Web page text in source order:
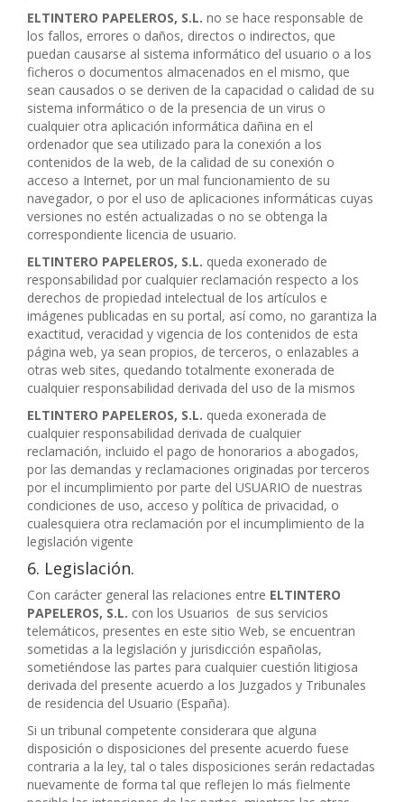
ELTINTERO PAPELEROS, S.L. no se hace responsable de
los fallos, errores o daños, directos o indirectos, que
puedan causarse al sistema informático del usuario o a los
ficheros o documentos almacenados en el mismo, que
sean causados o se deriven de la capacidad o calidad de su
sistema informático o de la presencia de un virus o
cualquier otra aplicación informática dañina en el
ordenador que sea utilizado para la conexión a los
contenidos de la web, de la calidad de su conexión o
acceso a Internet, por un mal funcionamiento de su
navegador, o por el uso de aplicaciones informáticas cuyas
versiones no estén actualizadas o no se obtenga la
correspondiente licencia de usuario.
ELTINTERO PAPELEROS, S.L. queda exonerado de
responsabilidad por cualquier reclamación respecto a los
derechos de propiedad intelectual de los artículos e
imágenes publicadas en su portal, así como, no garantiza la
exactitud, veracidad y vigencia de los contenidos de esta
página web, ya sean propios, de terceros, o enlazables a
otras web sites, quedando totalmente exonerada de
cualquier responsabilidad derivada del uso de la mismos
ELTINTERO PAPELEROS, S.L. queda exonerada de
cualquier responsabilidad derivada de cualquier
reclamación, incluido el pago de honorarios a abogados,
por las demandas y reclamaciones originadas por terceros
por el incumplimiento por parte del USUARIO de nuestras
condiciones de uso, acceso y política de privacidad, o
cualesquiera otra reclamación por el incumplimiento de la
legislación vigente
6. Legislación.
Con carácter general las relaciones entre ELTINTERO
PAPELEROS, S.L. con los Usuarios de sus servicios
telemáticos, presentes en este sitio Web, se encuentran
sometidas a la legislación y jurisdicción españolas,
sometiéndose las partes para cualquier cuestión litigiosa
derivada del presente acuerdo a los Juzgados y Tribunales
de residencia del Usuario (España).
Si un tribunal competente considerara que alguna
disposición o disposiciones del presente acuerdo fuese
contraria a la ley, tal o tales disposiciones serán redactadas
nuevamente de forma tal que reflejen lo más fielmente